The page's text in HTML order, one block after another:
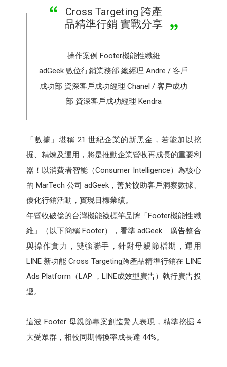
Cross Targeting 跨產
品精準行銷 實戰分享
操作案例 Footer機能性纖維
adGeek 數位行銷業務部 總經理 Andre / 客戶
成功部 資深客戶成功經理 Chanel / 客戶成功
部 資深客戶成功經理 Kendra
「數據」堪稱 21 世紀企業的新黑金，若能加以挖
掘、精煉及運用，將是推動企業營收再成長的重要利
器！以消費者智能（Consumer Intelligence）為核心
的 MarTech 公司 adGeek，善於協助客戶洞察數據、
優化行銷活動，實現目標業績。
年營收破億的台灣機能襪標竿品牌「Footer機能性纖
維」（以下簡稱 Footer），看準 adGeek 廣告整合
與操作實力，雙強聯手，針對母親節檔期，運用
LINE 新功能 Cross Targeting跨產品精準行銷在 LINE
Ads Platform（LAP ，LINE成效型廣告）執行廣告投
遞。
這波 Footer 母親節專案創造驚人表現，精準挖掘 4
大受眾群，相較同期轉換率成長達 44%。